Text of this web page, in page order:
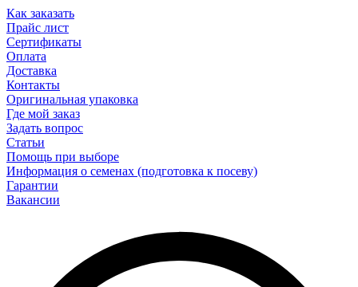
Как заказать
Прайс лист
Сертификаты
Оплата
Доставка
Контакты
Оригинальная упаковка
Где мой заказ
Задать вопрос
Статьи
Помощь при выборе
Информация о семенах (подготовка к посеву)
Гарантии
Вакансии